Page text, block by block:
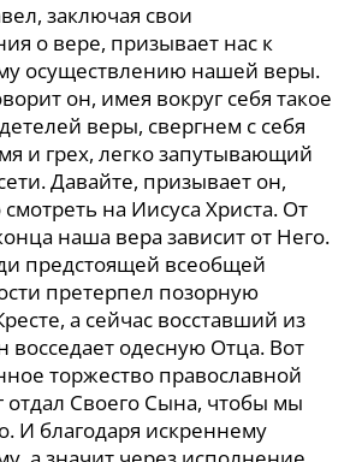
заключая свои
о вере, призывает нас к
осуществлению нашей веры.
он, имея вокруг себя такое
веры, свергнем с себя
и грех, легко запутывающий
Давайте, призывает он,
на Иисуса Христа. От
наша вера зависит от Него.
предстоящей всеобщей
претерпел позорную
а сейчас восставший из
восседает одесную Отца. Вот
торжество православной
Своего Сына, чтобы мы
И благодаря искреннему